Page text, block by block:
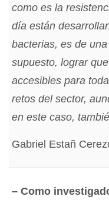
como es la
día están
bacterias, es de
supuesto, lograr
accesibles para
retos del sector,
en este caso,
Gabriel Estañ
– Como